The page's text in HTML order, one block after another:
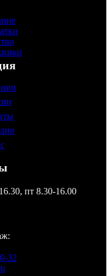
пт 8.30-16.00
32